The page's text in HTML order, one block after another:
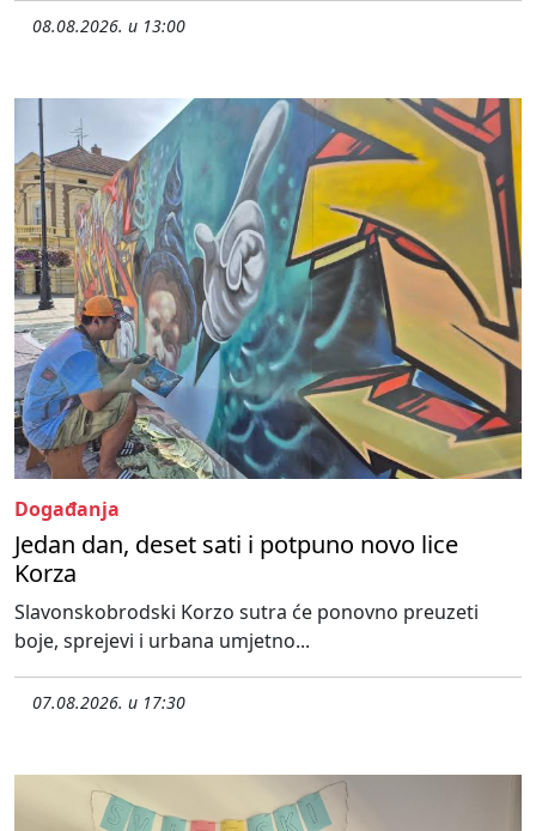
08.08.2026. u 13:00
Događanja
Jedan dan, deset sati i potpuno novo lice
Korza
Slavonskobrodski Korzo sutra će ponovno preuzeti
boje, sprejevi i urbana umjetno...
07.08.2026. u 17:30